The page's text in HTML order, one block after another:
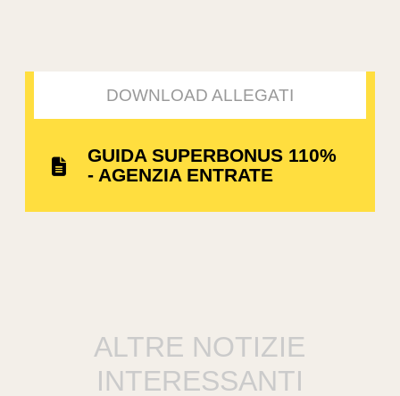
DOWNLOAD ALLEGATI
GUIDA SUPERBONUS 110%
- AGENZIA ENTRATE
ALTRE NOTIZIE
INTERESSANTI